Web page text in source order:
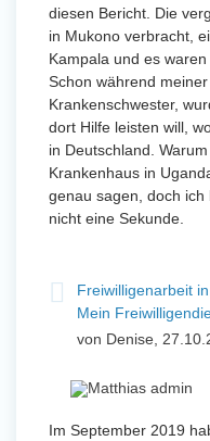
diesen Bericht. Die
in Mukono verbracht,
Kampala und es
Schon während
Krankenschwester,
dort Hilfe leisten will,
in Deutschland.
Krankenhaus in
genau sagen, doch
nicht eine Sekunde.
Freiwilligenarbeit
Mein
von Denise,
Im September 2019